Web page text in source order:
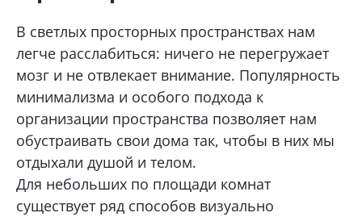
В светлых просторных пространствах нам
легче расслабиться: ничего не перегружает
мозг и не отвлекает внимание. Популярность
минимализма и особого подхода к
организации пространства позволяет нам
обустраивать свои дома так, чтобы в них мы
отдыхали душой и телом.
Для небольших по площади комнат
существует ряд способов визуально
Какая мебель вас интересует?
Опишите ваши пожелания и предпочтения
Прикрепить файл (1 файл, до 10 Мб)
Нижний Тагил, ул. Космонавтов, 13а
+7 (969) 999-24-14
Перейти
Екатеринбург, ул. Академика Сахарова, 53
+7 (969) 777-61-44
Перейти
Екатеринбург, ул. Щорса, 96